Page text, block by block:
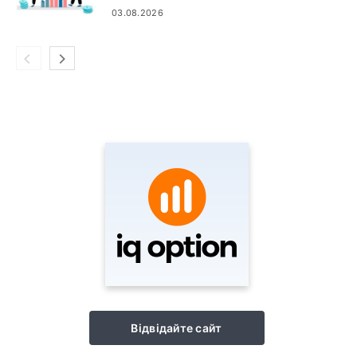
замовлення
03.08.2026
Відвідайте сайт